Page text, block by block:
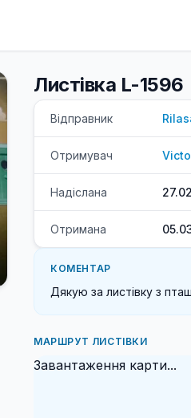
Листівка L-1596
Відправник
Отримувач
Надіслана
Отримана
КОМЕНТАР
Дякую за листівку з
МАРШРУТ ЛИСТІВКИ
Завантаження карти...